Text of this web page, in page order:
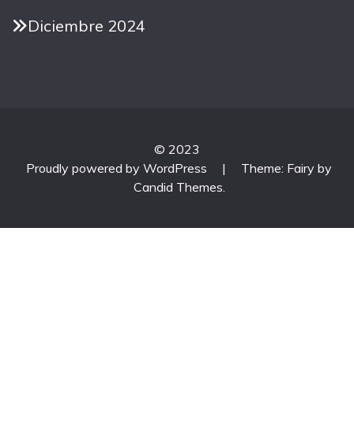
Diciembre 2024
© 2023
Proudly powered by WordPress
|
Theme: Fairy by
Candid Themes